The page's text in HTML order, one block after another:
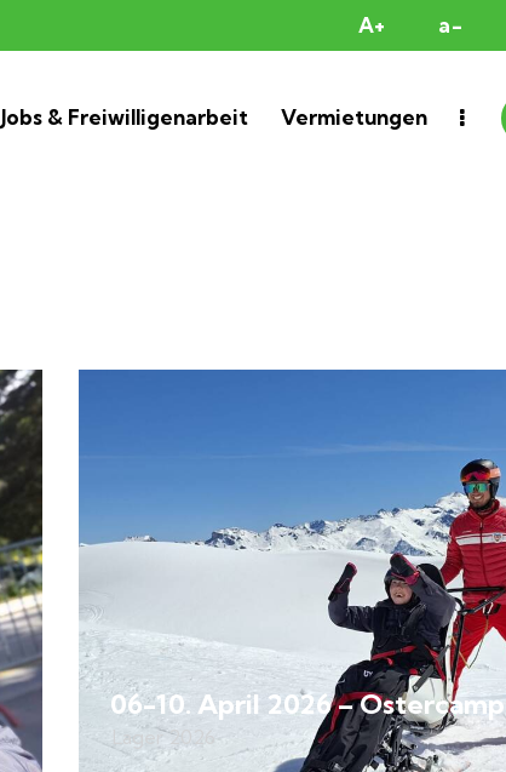
A+ a-
Jobs & Freiwilligenarbeit Vermietungen
06-10. April 2026 – Ostercamp
Lager 2026